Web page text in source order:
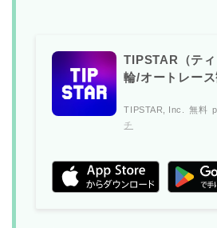
TIPSTAR（テ
輪/オートレー
TIPSTAR, Inc. 無料
チ